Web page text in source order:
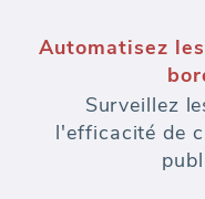
Automatisez
Surveillez
l'efficacité de